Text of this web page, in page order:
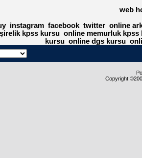
web
instagram facebook twitter online
kpss kursu online memurluk kpss
kursu online dgs kursu
Copyright